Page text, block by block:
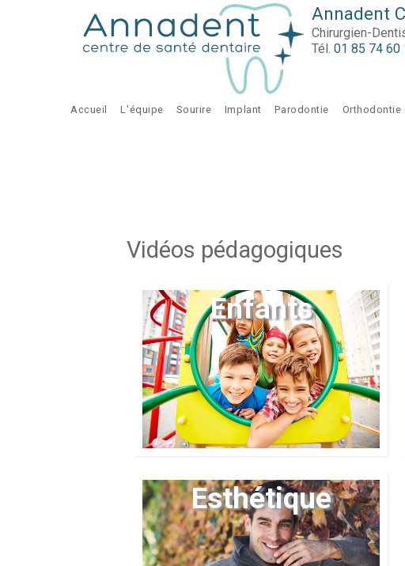
Annadent
Chirurgien-
Tél. 01 85 74 60
Accueil L'équipe Sourire Implant Parodontie Orthodontie
Vidéos pédagogiques
Enfants
Esthétique